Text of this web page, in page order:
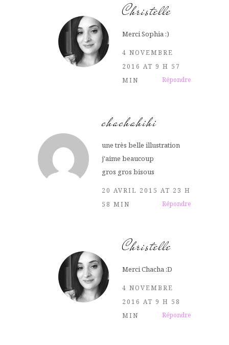
Christelle
Merci Sophia :)
4 NOVEMBRE
2016 AT 9 H 57
MIN
Répondre
chachahihi
une très belle illustration
j'aime beaucoup
gros gros bisous
20 AVRIL 2015 AT 23 H
58 MIN
Répondre
Christelle
Merci Chacha :D
4 NOVEMBRE
2016 AT 9 H 58
MIN
Répondre